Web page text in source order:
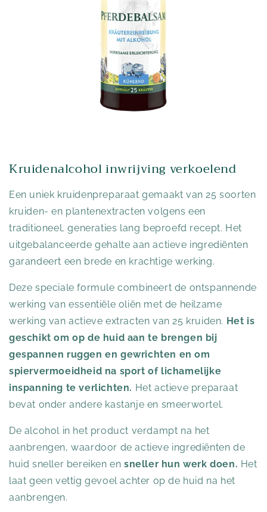
Kruidenalcohol inwrijving verkoelend
Een uniek kruidenpreparaat gemaakt van 25 soorten
kruiden- en plantenextracten volgens een
traditioneel, generaties lang beproefd recept. Het
uitgebalanceerde gehalte aan actieve ingrediënten
garandeert een brede en krachtige werking.
Deze speciale formule combineert de ontspannende
werking van essentiële oliën met de heilzame
werking van actieve extracten van 25 kruiden. Het is
geschikt om op de huid aan te brengen bij
gespannen ruggen en gewrichten en om
spiervermoeidheid na sport of lichamelijke
inspanning te verlichten. Het actieve preparaat
bevat onder andere kastanje en smeerwortel.
De alcohol in het product verdampt na het
aanbrengen, waardoor de actieve ingrediënten de
huid sneller bereiken ensneller hun werk doen. Het
laat geen vettig gevoel achter op de huid na het
aanbrengen.